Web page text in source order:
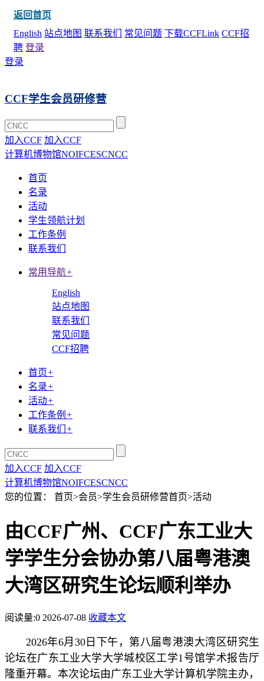
返回首页
English 站点地图 联系我们 常见问题 下载CCFLink CCF招
聘 登录
登录
CCF学生会员研修营
加入CCF 加入CCF
计算机博物馆NOIFCESCNCC
首页
名录
活动
学生领航计划
工作条例
联系我们
常用导航+
English
站点地图
联系我们
常见问题
CCF招聘
首页+
名录+
活动+
工作条例 +
联系我们 +
加入CCF 加入CCF
计算机博物馆NOIFCESCNCC
您的位置： 首页>会员>学生会员研修营首页>活动
由CCF广州、CCF广东工业大
学学生分会协办第八届粤港澳
大湾区研究生论坛顺利举办
阅读量:0 2026-07-08 收藏本文
2026年6月30日下午，第八届粤港澳大湾区研究生
论坛在广东工业大学大学城校区工学1号馆学术报告厅
隆重开幕。本次论坛由广东工业大学计算机学院主办，